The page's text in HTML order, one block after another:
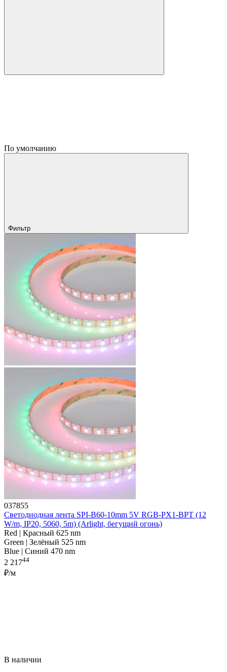
По умолчанию
Фильтр
037855
Светодиодная лента SPI-B60-10mm 5V RGB-PX1-BPT (12
W/m, IP20, 5060, 5m) (Arlight, бегущий огонь)
Red | Красный 625 nm
Green | Зелёный 525 nm
Blue | Синий 470 nm
2 21744
₽/м
В наличии